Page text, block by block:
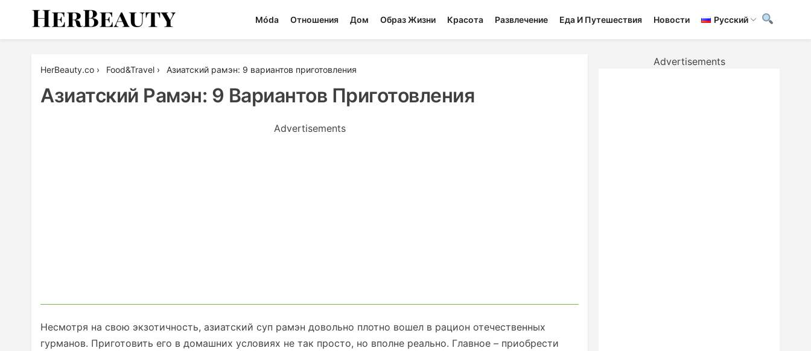
Móda Отношения Дом Образ Жизни Красота Развлечение Еда И Путешествия Новости Русский
HerBeauty.co › Food&Travel › Азиатский рамэн: 9 вариантов приготовления
Азиатский Рамэн: 9 Вариантов Приготовления
Advertisements
Несмотря на свою экзотичность, азиатский суп рамэн довольно плотно вошел в рацион отечественных
гурманов. Приготовить его в домашних условиях не так просто, но вполне реально. Главное – приобрести
Advertisements